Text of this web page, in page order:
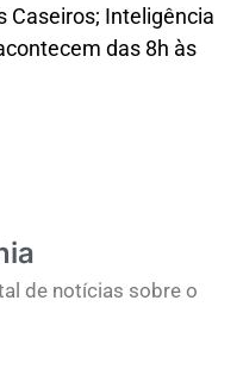
Caseiros; Inteligência
das 8h às
de notícias sobre o